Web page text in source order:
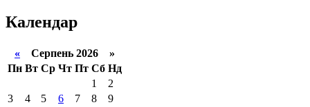
Календар
« Серпень 2026 »
Пн Вт Ср Чт Пт Сб Нд
1
2
3
4 5 6 7 8
9